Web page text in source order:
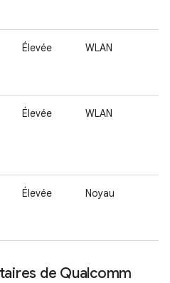
Élevée WLAN
Élevée WLAN
Élevée Noyau
de Qualcomm